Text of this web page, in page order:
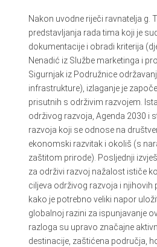
Nakon uvodne riječi ravnatelja g.
predstavljanja rada tima koji je
dokumentacije i obradi kriterija
Nenadić iz Službe marketinga i
Sigurnjak iz Podružnice
infrastrukture), izlaganje je
prisutnih s održivim razvojem.
održivog razvoja, Agenda 2030 i
razvoja koji se odnose na
ekonomski razvitak i okoliš (s
zaštitom prirode). Posljednji
za održivi razvoj nažalost ističe
ciljeva održivog razvoja i njihovih
kako je potrebno veliki napor
globalnoj razini za ispunjavanje
razloga su upravo značajne
destinacije, zaštićena područja,